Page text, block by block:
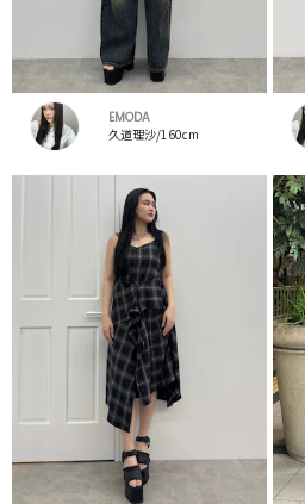
EMODA
久道理沙/160cm